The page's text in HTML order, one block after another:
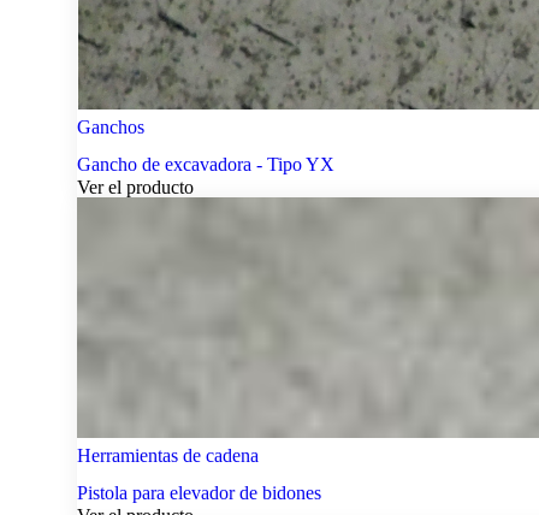
Ganchos
Gancho de excavadora - Tipo YX
Ver el producto
Herramientas de cadena
Pistola para elevador de bidones